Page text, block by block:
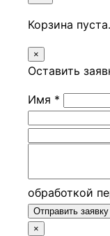
Корзина пуста.
×
Оставить
Имя *
обработкой
Отправить заявку
×